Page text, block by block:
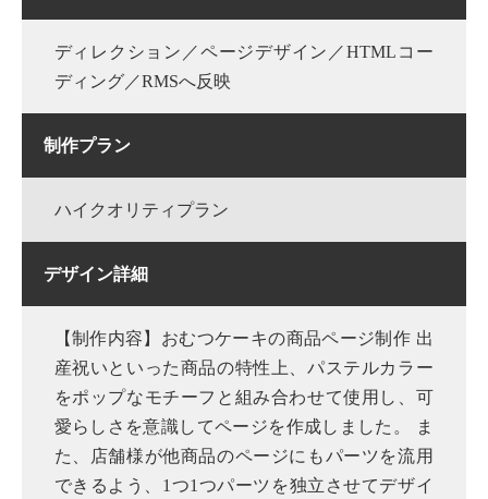
ディレクション／ページデザイン／HTMLコー
ディング／RMSへ反映
制作プラン
ハイクオリティプラン
デザイン詳細
【制作内容】おむつケーキの商品ページ制作 出
産祝いといった商品の特性上、パステルカラー
をポップなモチーフと組み合わせて使用し、可
愛らしさを意識してページを作成しました。 ま
た、店舗様が他商品のページにもパーツを流用
できるよう、1つ1つパーツを独立させてデザイ